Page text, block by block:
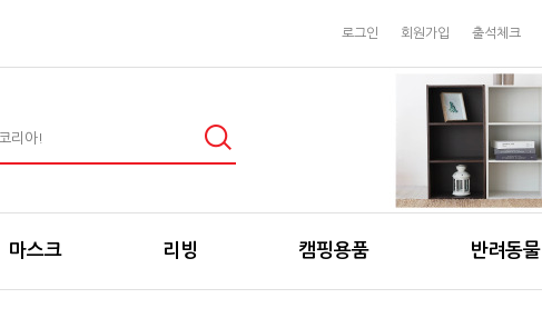
로그인 회원가입 출석체크
마스크 리빙 캠핑용품 반려동물